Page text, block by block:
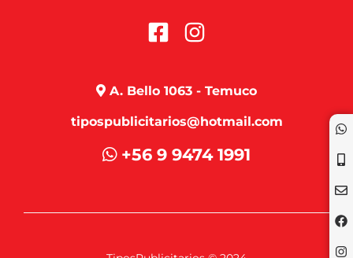
A. Bello 1063 - Temuco
tipospublicitarios@hotmail.com
+56 9 9474 1991